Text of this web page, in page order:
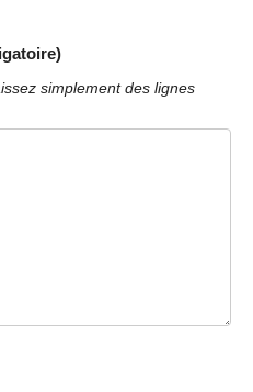
simplement des lignes